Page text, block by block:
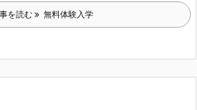
を読む 無料体験入学